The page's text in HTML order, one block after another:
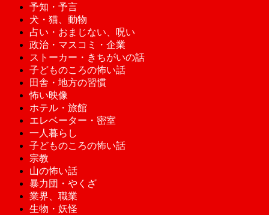
予知・予言
犬・猫、動物
占い・おまじない、呪い
政治・マスコミ・企業
ストーカー・きちがいの話
子どものころの怖い話
田舎・地方の習慣
怖い映像
ホテル・旅館
エレベーター・密室
一人暮らし
子どものころの怖い話
宗教
山の怖い話
暴力団・やくざ
業界、職業
生物・妖怪